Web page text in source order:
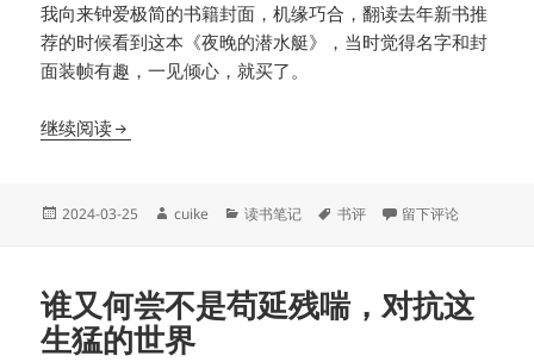
我向来钟爱极简的书籍封面，机缘巧合，翻读去年新书推
荐的时候看到这本《夜晚的潜水艇》，当时觉得名字和封
面装帧有趣，一见倾心，就买了。
继续阅读宁静心安，才是真正美好生活状态
发
2024-03-25
作
cuike
分
读书笔记
标
书评 于宁静心安，才是
留下评论
谁又何尝不是苟延残喘，对抗这
生猛的世界